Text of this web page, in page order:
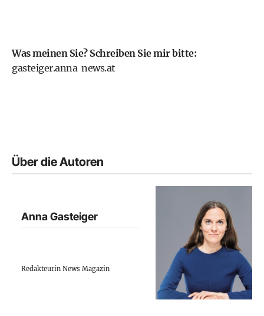
Was meinen Sie? Schreiben Sie mir bitte:
gasteiger.anna news.at
Über die Autoren
Anna Gasteiger
Redakteurin News Magazin